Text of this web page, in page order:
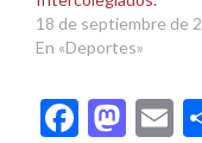
18 de septiembre de
En «Deportes»